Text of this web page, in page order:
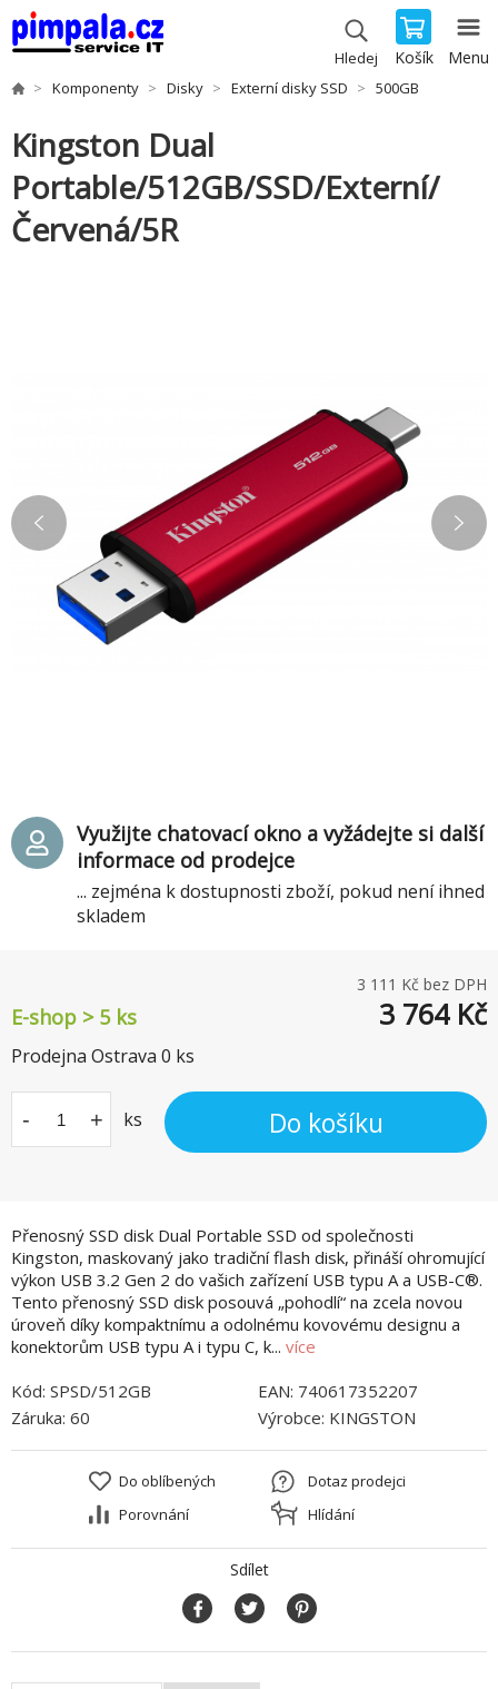
Hledej Košík Menu
Komponenty Disky Externí disky SSD 500GB
Kingston Dual
Portable/512GB/SSD/Externí/
Červená/5R
Přenosný SSD disk Dual Portable SSD od společnosti
Kingston, maskovaný jako tradiční flash disk, přináší ohromující
výkon USB 3.2 Gen 2 do vašich zařízení USB typu A a USB-C®.
Tento přenosný SSD disk posouvá „pohodlí“ na zcela novou
úroveň díky kompaktnímu a odolnému kovovému designu a
konektorům USB typu A i typu C, k... více
3 111 Kč bez DPH
E-shop > 5 ks 3 764Kč
Prodejna Ostrava 0 ks
- + ks Do košíku
Využijte chatovací okno a vyžádejte si další
informace od prodejce
... zejména k dostupnosti zboží, pokud není ihned
skladem
Kód: SPSD/512GB EAN: 740617352207
Záruka: 60 Výrobce: KINGSTON
Do oblíbených
Porovnání
Dotaz prodejci
Hlídání
Sdílet